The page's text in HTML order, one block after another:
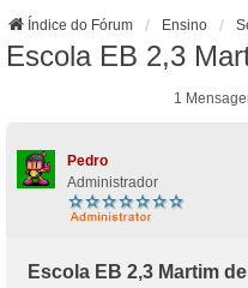
Índice do Fórum Ensino
Escola EB 2,3
1
Pedro
Administrador
Escola EB 2,3 Martim